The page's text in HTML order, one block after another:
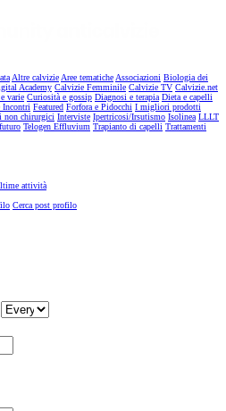
Altre calvizieAree tematicheAssociazioni Biologia dei
Academy Calvizie Femminile Calvizie TV Calvizie.net
varie Curiosità e gossip Diagnosi e terapia Dieta e capelli
Incontri Featured Forfora e Pidocchi I migliori prodotti
non chirurgici Interviste Ipertricosi/Irsutismo Isolinea LLLT
Telogen Effluvium Trapianto di capelli Trattamenti
attività
Cerca post profilo